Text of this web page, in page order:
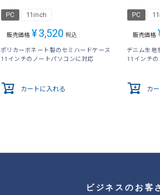
PC 11inch
販売価格 ¥3,520 税込
ポリカーボネート製のセミハードケース
11インチのノートパソコンに対応
カートに入れる
PC
販売価格
デニム生地
11インチの
カ
ビジネスのお客